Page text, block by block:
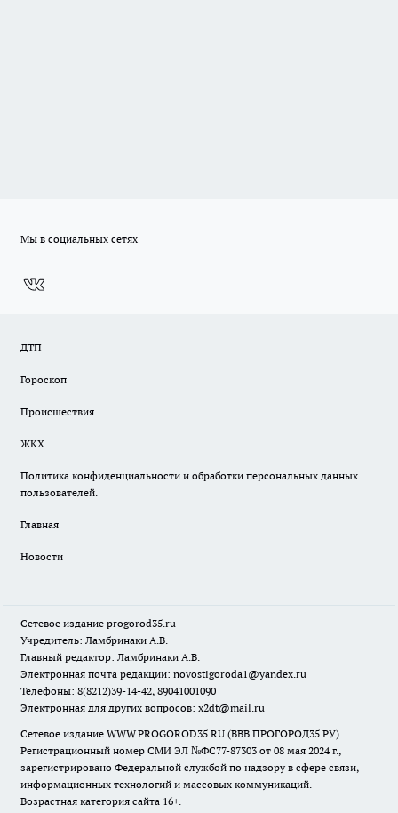
Мы в социальных сетях
ДТП
Гороскоп
Происшествия
ЖКХ
Политика конфиденциальности и обработки персональных данных
пользователей.
Главная
Новости
Сетевое издание progorod35.ru
Учредитель: Ламбринаки А.В.
Главный редактор: Ламбринаки А.В.
Электронная почта редакции: novostigoroda1@yandex.ru
Телефоны: 8(8212)39-14-42, 89041001090
Электронная для других вопросов: x2dt@mail.ru
Сетевое издание WWW.PROGOROD35.RU (ВВВ.ПРОГОРОД35.РУ).
Регистрационный номер СМИ ЭЛ №ФС77-87303 от 08 мая 2024 г.,
зарегистрировано Федеральной службой по надзору в сфере связи,
информационных технологий и массовых коммуникаций.
Возрастная категория сайта 16+.